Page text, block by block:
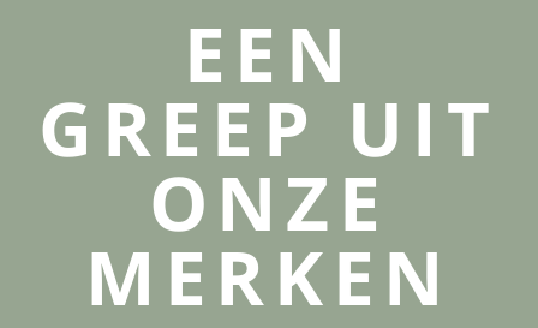
EEN
GREEP UIT
ONZE
MERKEN